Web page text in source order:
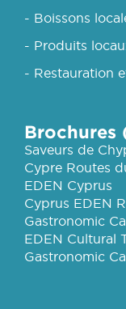
- Boissons
- Produits
- Restauration
Brochures
Saveurs de
Cypre Routes
EDEN Cyprus
Cyprus EDEN
Gastronomic
EDEN Cultural
Gastronomic